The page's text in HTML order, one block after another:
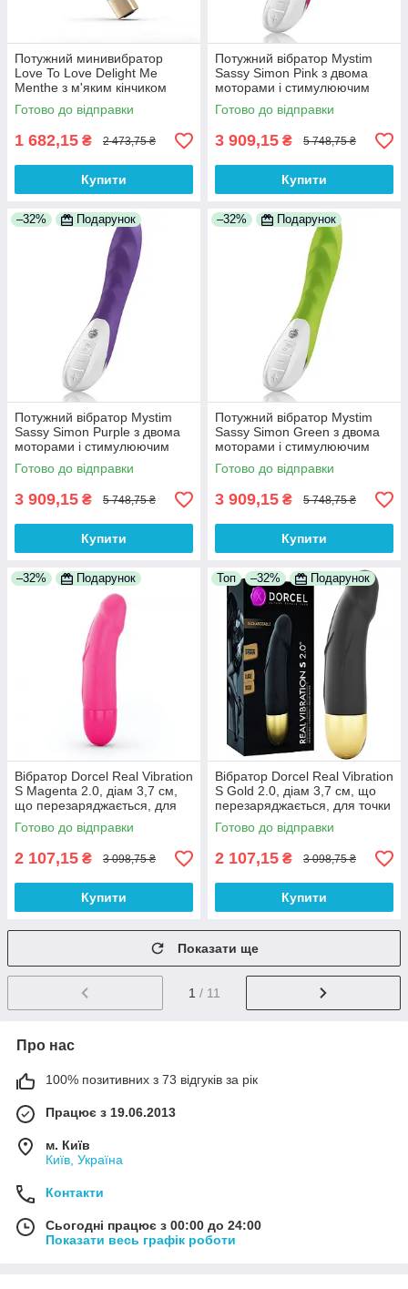
Потужний минивибратор
Love To Love Delight Me
Menthe з м'яким кінчиком
100% Анонімності
Готово до відправки
1 682,15 ₴ 2 473,75 ₴
Купити
Потужний вібратор Mystim
Sassy Simon Pink з двома
моторами і стимулюючим
рельєфом 100% Анонімності
Готово до відправки
3 909,15 ₴ 5 748,75 ₴
Купити
–32% Подарунок
Потужний вібратор Mystim
Sassy Simon Purple з двома
моторами і стимулюючим
рельєфом 100% Анонімності
Готово до відправки
3 909,15 ₴ 5 748,75 ₴
Купити
–32% Подарунок
Потужний вібратор Mystim
Sassy Simon Green з двома
моторами і стимулюючим
рельєфом 100% Анонімності
Готово до відправки
3 909,15 ₴ 5 748,75 ₴
Купити
–32% Подарунок
Вібратор Dorcel Real Vibration
S Magenta 2.0, діам 3,7 см,
що перезаряджається, для
точки G, водостійкий 100%
Анонімності
Готово до відправки
2 107,15 ₴ 3 098,75 ₴
Купити
Топ –32% Подарунок
Вібратор Dorcel Real Vibration
S Gold 2.0, діам 3,7 см, що
перезаряджається, для точки
G, водостійкий, шовковистий
силікон
Готово до відправки
2 107,15 ₴ 3 098,75 ₴
Купити
Показати ще
1 / 11
Про нас
100% позитивних з 73 відгуків за рік
Працює з 19.06.2013
м. Київ
Київ, Україна
Контакти
Сьогодні працює з 00:00 до 24:00
Показати весь графік роботи